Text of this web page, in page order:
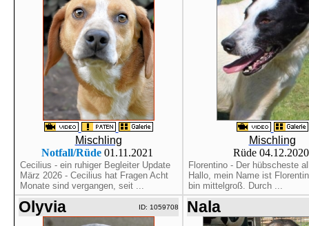
Mischling
Notfall/Rüde01.11.2021
Cecilius - ein ruhiger Begleiter Update
März 2026 - Cecilius hat Fragen Acht
Monate sind vergangen, seit ...
Mischling
Rüde
Florentino - Der hübscheste
Hallo, mein Name ist
bin mittelgroß. Durch ...
Olyvia ID: 1059708 Nala